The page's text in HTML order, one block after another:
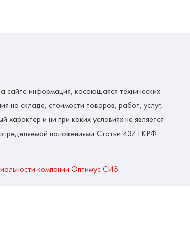
сайте информация, касающаяся технических
на складе, стоимости товаров, работ, услуг,
характер и ни при каких условиях не является
положениями Статьи 437 ГКРФ.
компании Оптимус СИЗ